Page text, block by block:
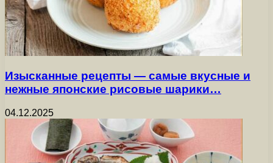
Изысканные рецепты — самые вкусные и
нежные японские рисовые шарики…
04.12.2025